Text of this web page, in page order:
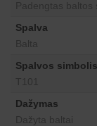
Spalva
Balta
Spalvos simbolis
Dažymas
Dažyta baltai